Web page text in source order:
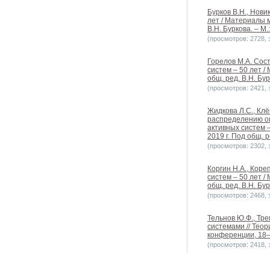
Бурков В.Н.,
лет / Материалы
В.Н. Буркова. –
(просмотров: 2728,
Горелов М.А.
систем – 50 лет /
общ. ред. В.Н.
(просмотров: 2421,
Жидкова Л.С.,
распределению
активных систем
2019 г. Под общ.
(просмотров: 2302,
Коргин Н.А.,
систем – 50 лет /
общ. ред. В.Н.
(просмотров: 2468,
Тельнов Ю.Ф.,
системами //
конференции,
(просмотров: 2418,